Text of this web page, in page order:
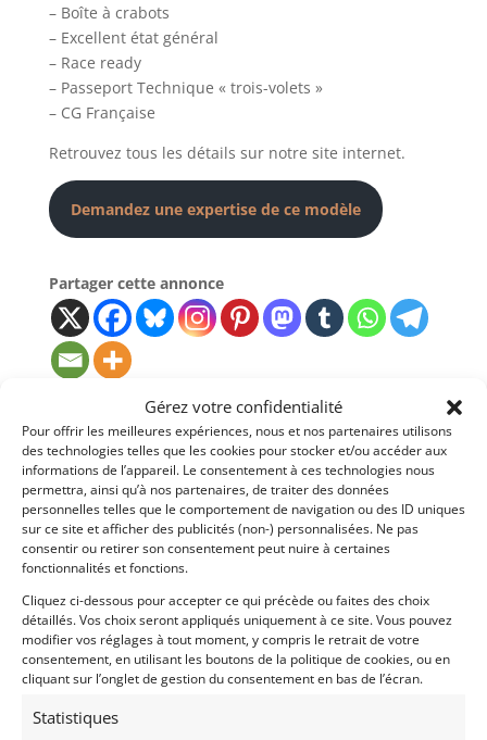
Gérez votre confidentialité
Pour offrir les meilleures expériences, nous et nos partenaires utilisons
des technologies telles que les cookies pour stocker et/ou accéder aux
informations de l’appareil. Le consentement à ces technologies nous
permettra, ainsi qu’à nos partenaires, de traiter des données
personnelles telles que le comportement de navigation ou des ID uniques
sur ce site et afficher des publicités (non-) personnalisées. Ne pas
consentir ou retirer son consentement peut nuire à certaines
fonctionnalités et fonctions.
Cliquez ci-dessous pour accepter ce qui précède ou faites des choix
détaillés. Vos choix seront appliqués uniquement à ce site. Vous pouvez
modifier vos réglages à tout moment, y compris le retrait de votre
consentement, en utilisant les boutons de la politique de cookies, ou en
cliquant sur l’onglet de gestion du consentement en bas de l’écran.
Statistiques
– Boîte à crabots
– Excellent état général
– Race ready
– Passeport Technique « trois-volets »
– CG Française
Retrouvez tous les détails sur notre site internet.
Demandez une expertise de ce modèle
Partager cette annonce
Passeports techniques
Passeport ASN Numéro
Extrait
Passeport
Technique
(3 volets)
Voir les 76 annonces deMecanic Gallery
Publié: 4 mars 2019 (il y a 7 ans)
AUTO
GT Circuit FIA